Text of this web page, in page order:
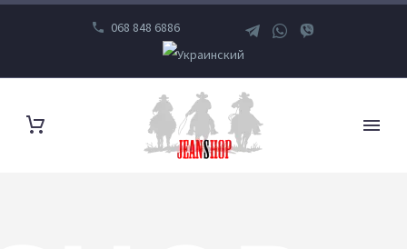
068 848 6886